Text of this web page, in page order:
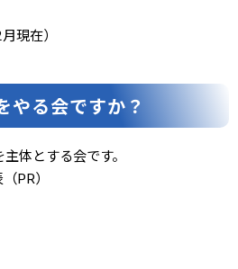
現在）
やる会ですか？
体とする会です。
PR）